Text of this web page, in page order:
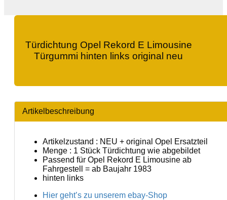
Türdichtung Opel Rekord E Limousine
Türgummi hinten links original neu
Artikelbeschreibung
Artikelzustand : NEU + original Opel Ersatzteil
Menge : 1 Stück Türdichtung wie abgebildet
Passend für Opel Rekord E Limousine ab
Fahrgestell = ab Baujahr 1983
hinten links
Hier geht’s zu unserem ebay-Shop